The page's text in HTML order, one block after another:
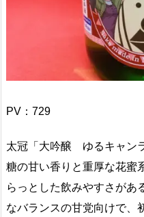
PV： 729
太冠「大吟醸 ゆるキャン
糖の甘い香りと重厚な花蜜
らっとした飲みやすさがあ
なバランスの甘党向けで、